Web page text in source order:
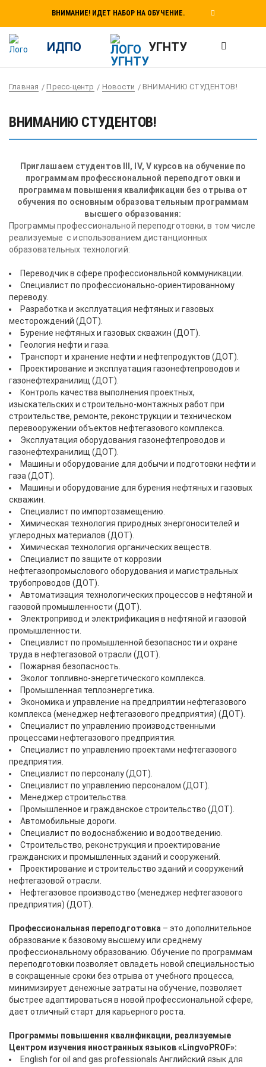
ВНИМАНИЕ! ИДЕТ НАБОР НА ОБУЧЕНИЕ.
ИДПО УГНТУ
Главная Пресс-центр Новости ВНИМАНИЮ СТУДЕНТОВ!
ВНИМАНИЮ СТУДЕНТОВ!
Приглашаем студентов III, IV, V курсов на обучение по
программам профессиональной переподготовки и
программам повышения квалификации без отрыва от
обучения по основным образовательным программам
высшего образования:
Программы профессиональной переподготовки, в том числе
реализуемые с использованием дистанционных
образовательных технологий:
Переводчик в сфере профессиональной коммуникации.
Специалист по профессионально-ориентированному
переводу.
Разработка и эксплуатация нефтяных и газовых
месторождений (ДОТ).
Бурение нефтяных и газовых скважин (ДОТ).
Геология нефти и газа.
Транспорт и хранение нефти и нефтепродуктов (ДОТ).
Проектирование и эксплуатация газонефтепроводов и
газонефтехранилищ (ДОТ).
Контроль качества выполнения проектных,
изыскательских и строительно-монтажных работ при
строительстве, ремонте, реконструкции и техническом
перевооружении объектов нефтегазового комплекса.
Эксплуатация оборудования газонефтепроводов и
газонефтехранилищ (ДОТ).
Машины и оборудование для добычи и подготовки нефти и
газа (ДОТ).
Машины и оборудование для бурения нефтяных и газовых
скважин.
Специалист по импортозамещению.
Химическая технология природных энергоносителей и
углеродных материалов (ДОТ).
Химическая технология органических веществ.
Специалист по защите от коррозии
нефтегазопромыслового оборудования и магистральных
трубопроводов (ДОТ).
Автоматизация технологических процессов в нефтяной и
газовой промышленности (ДОТ).
Электропривод и электрификация в нефтяной и газовой
промышленности.
Специалист по промышленной безопасности и охране
труда в нефтегазовой отрасли (ДОТ).
Пожарная безопасность.
Эколог топливно-энергетического комплекса.
Промышленная теплоэнергетика.
Экономика и управление на предприятии нефтегазового
комплекса (менеджер нефтегазового предприятия) (ДОТ).
Специалист по управлению производственными
процессами нефтегазового предприятия.
Специалист по управлению проектами нефтегазового
предприятия.
Специалист по персоналу (ДОТ).
Специалист по управлению персоналом (ДОТ).
Менеджер строительства.
Промышленное и гражданское строительство (ДОТ).
Автомобильные дороги.
Специалист по водоснабжению и водоотведению.
Строительство, реконструкция и проектирование
гражданских и промышленных зданий и сооружений.
Проектирование и строительство зданий и сооружений
нефтегазовой отрасли.
Нефтегазовое производство (менеджер нефтегазового
предприятия) (ДОТ).
Профессиональная переподготовка – это дополнительное
образование к базовому высшему или среднему
профессиональному образованию. Обучение по программам
переподготовки позволяет овладеть новой специальностью
в сокращенные сроки без отрыва от учебного процесса,
минимизирует денежные затраты на обучение, позволяет
быстрее адаптироваться в новой профессиональной сфере,
дает отличный старт для карьерного роста.
Программы повышения квалификации, реализуемые
Центром изучения иностранных языков «LingvoPROF»:
English for oil and gas professionals Английский язык для